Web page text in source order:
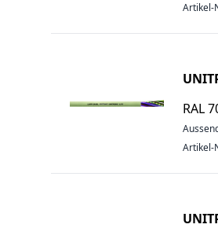
Artikel-
RAL
Artikel-